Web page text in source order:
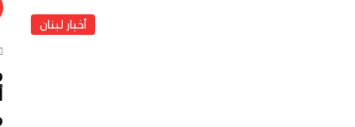
أخبار لبنان